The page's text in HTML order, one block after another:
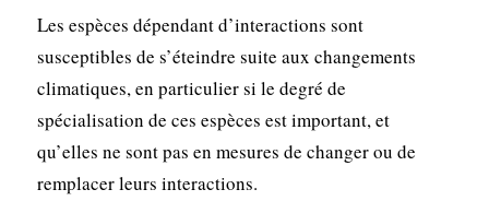
Les espèces dépendant d’interactions sont
susceptibles de s’éteindre suite aux changements
climatiques, en particulier si le degré de
spécialisation de ces espèces est important, et
qu’elles ne sont pas en mesures de changer ou de
remplacer leurs interactions.